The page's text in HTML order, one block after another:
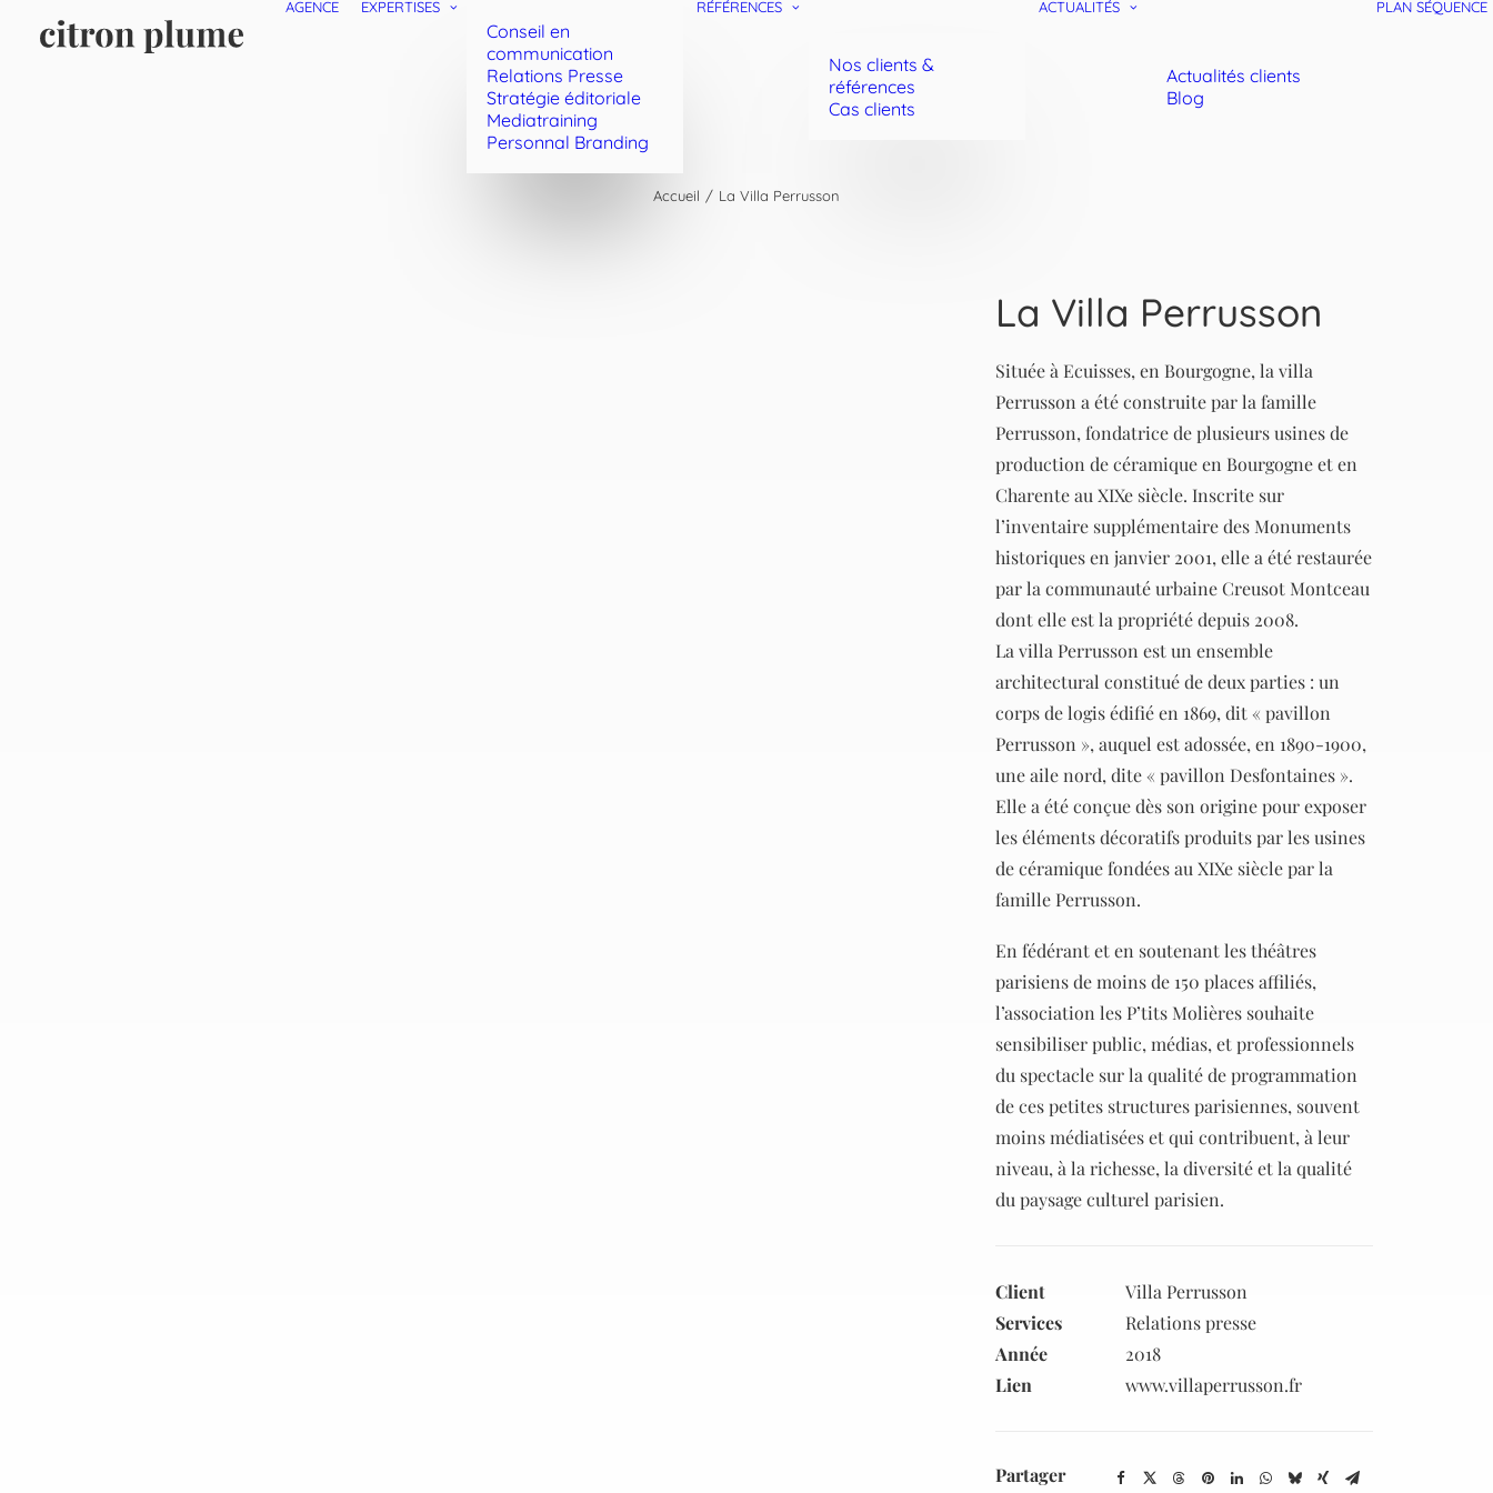
AGENCE EXPERTISES
Conseil en
communication
Relations Presse
Stratégie éditoriale
Mediatraining
Personnal Branding
RÉFÉRENCES
Nos clients &
références
Cas clients
ACTUALITÉS
Actualités clients
Blog
PLAN SÉQUENCE
Accueil La Villa Perrusson
La Villa Perrusson
Située à Ecuisses, en Bourgogne, la villa
Perrusson a été construite par la famille
Perrusson, fondatrice de plusieurs usines de
production de céramique en Bourgogne et en
Charente au XIXe siècle. Inscrite sur
l’inventaire supplémentaire des Monuments
historiques en janvier 2001, elle a été restaurée
par la communauté urbaine Creusot Montceau
dont elle est la propriété depuis 2008.
La villa Perrusson est un ensemble
architectural constitué de deux parties : un
corps de logis édifié en 1869, dit « pavillon
Perrusson », auquel est adossée, en 1890-1900,
une aile nord, dite « pavillon Desfontaines ».
Elle a été conçue dès son origine pour exposer
les éléments décoratifs produits par les usines
de céramique fondées au XIXe siècle par la
famille Perrusson.
En fédérant et en soutenant les théâtres
parisiens de moins de 150 places affiliés,
l’association les P’tits Molières souhaite
sensibiliser public, médias, et professionnels
du spectacle sur la qualité de programmation
de ces petites structures parisiennes, souvent
moins médiatisées et qui contribuent, à leur
niveau, à la richesse, la diversité et la qualité
du paysage culturel parisien.
Client
Villa Perrusson
Services
Relations presse
Année
2018
Lien
www.villaperrusson.fr
Partager